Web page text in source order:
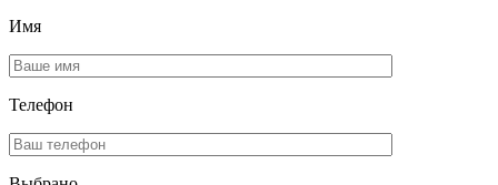
Имя
Телефон